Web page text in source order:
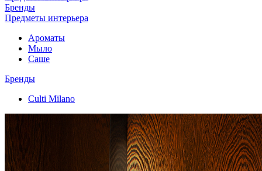
Бренды
Предметы интерьера
Ароматы
Мыло
Саше
Бренды
Culti Milano